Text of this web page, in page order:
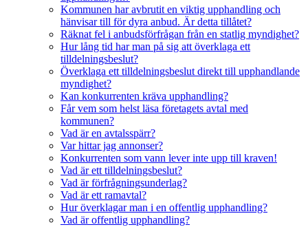
Kommunen har avbrutit en viktig upphandling och
hänvisar till för dyra anbud. Är detta tillåtet?
Räknat fel i anbudsförfrågan från en statlig myndighet?
Hur lång tid har man på sig att överklaga ett
tilldelningsbeslut?
Överklaga ett tilldelningsbeslut direkt till upphandlande
myndighet?
Kan konkurrenten kräva upphandling?
Får vem som helst läsa företagets avtal med
kommunen?
Vad är en avtalsspärr?
Var hittar jag annonser?
Konkurrenten som vann lever inte upp till kraven!
Vad är ett tilldelningsbeslut?
Vad är förfrågningsunderlag?
Vad är ett ramavtal?
Hur överklagar man i en offentlig upphandling?
Vad är offentlig upphandling?